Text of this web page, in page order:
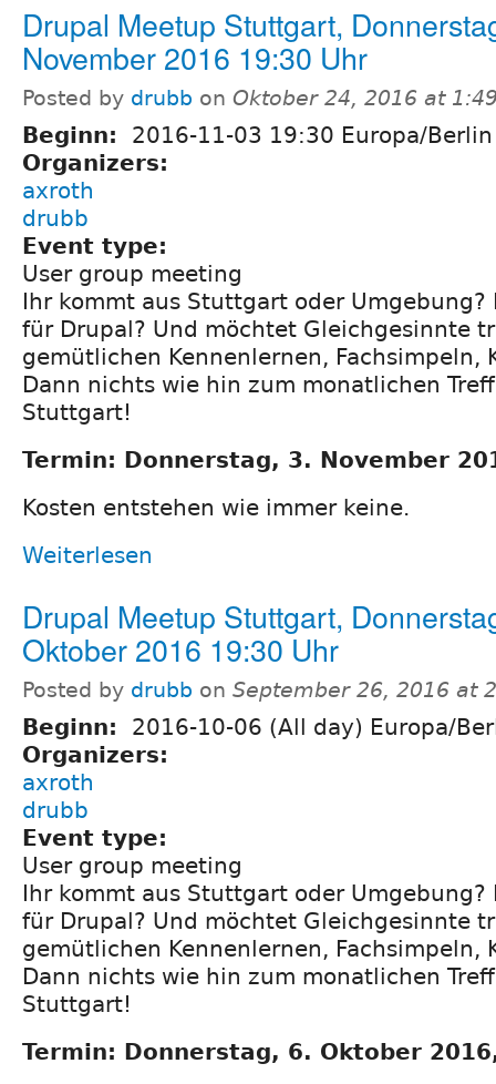
Drupal Meetup Stuttgart,
November 2016 19:30 Uhr
Posted by drubb on Oktober 24, 2016 at
Beginn:
2016-11-03 19:30 Europa/Berlin
Organizers:
axroth
drubb
Event type:
User group meeting
Ihr kommt aus Stuttgart oder Umgebung?
für Drupal? Und möchtet Gleichgesinnte
gemütlichen Kennenlernen, Fachsimpeln,
Dann nichts wie hin zum monatlichen
Stuttgart!
Termin: Donnerstag, 3. November
Kosten entstehen wie immer keine.
Weiterlesen
Drupal Meetup Stuttgart,
Oktober 2016 19:30 Uhr
Posted by drubb on September 26, 2016 at
Beginn:
2016-10-06 (All day) Europa/
Organizers:
axroth
drubb
Event type:
User group meeting
Ihr kommt aus Stuttgart oder Umgebung?
für Drupal? Und möchtet Gleichgesinnte
gemütlichen Kennenlernen, Fachsimpeln,
Dann nichts wie hin zum monatlichen
Stuttgart!
Termin: Donnerstag, 6. Oktober